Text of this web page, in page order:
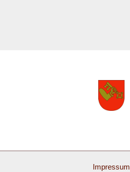
Impressum